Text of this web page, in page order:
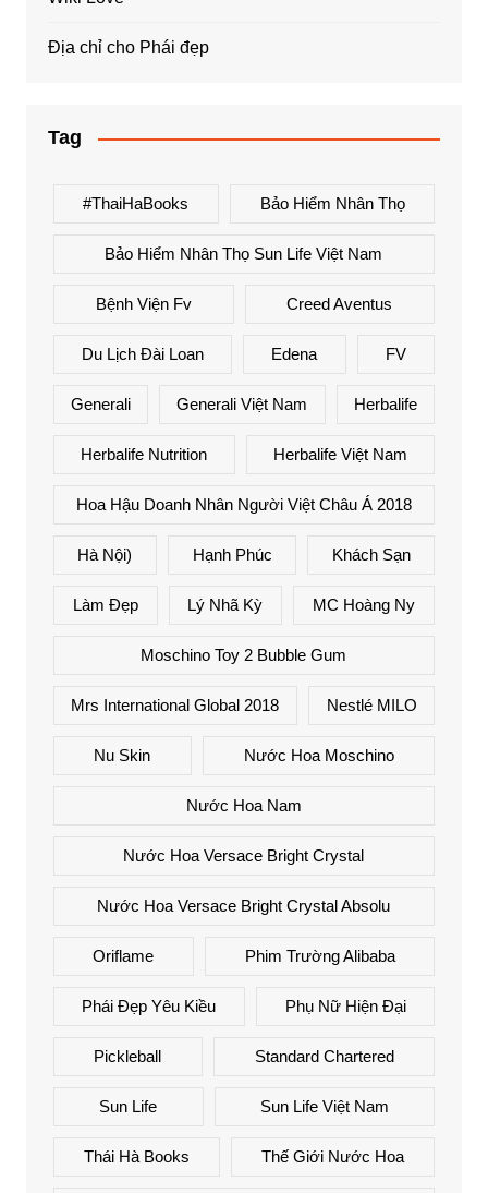
Địa chỉ cho Phái đẹp
Tag
#ThaiHaBooks Bảo Hiểm Nhân Thọ
Bảo Hiểm Nhân Thọ Sun Life Việt Nam
Bệnh Viện Fv Creed Aventus
Du Lịch Đài Loan Edena FV
Generali Generali Việt Nam Herbalife
Herbalife Nutrition Herbalife Việt Nam
Hoa Hậu Doanh Nhân Người Việt Châu Á 2018
Hà Nội) Hạnh Phúc Khách Sạn
Làm Đẹp Lý Nhã Kỳ MC Hoàng Ny
Moschino Toy 2 Bubble Gum
Mrs International Global 2018 Nestlé MILO
Nu Skin Nước Hoa Moschino
Nước Hoa Nam
Nước Hoa Versace Bright Crystal
Nước Hoa Versace Bright Crystal Absolu
Oriflame Phim Trường Alibaba
Phái Đẹp Yêu Kiều Phụ Nữ Hiện Đại
Pickleball Standard Chartered
Sun Life Sun Life Việt Nam
Thái Hà Books Thế Giới Nước Hoa